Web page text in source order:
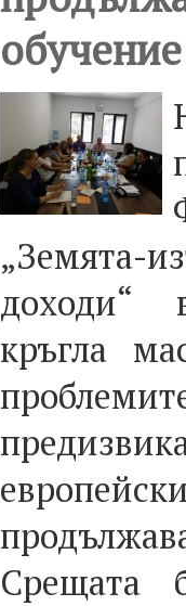
доходи“
кръгла
Срещата